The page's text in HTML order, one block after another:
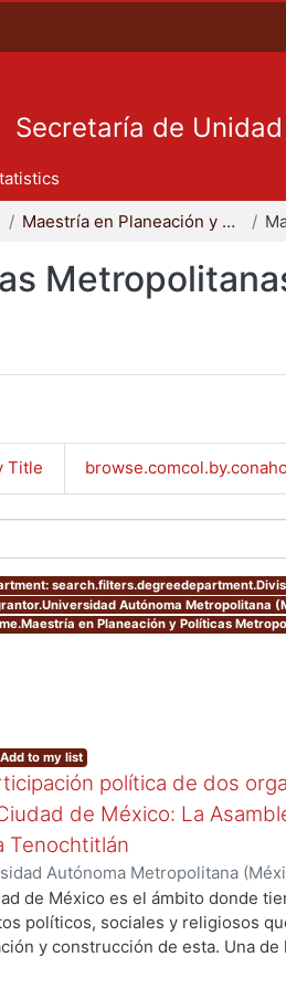
Secretaría de Unidad
Maestría en Planeación y Políticas Metropolitanas
Title
Autónoma Metropolitana
en Planeación y Políticas
Add to my list
política de dos
de México: La
Tenochtitlán
Autónoma Metropolitana
de Información.,2000)PINO
de México es el ámbito donde
políticos, sociales y religiosos
y construcción de esta. Una